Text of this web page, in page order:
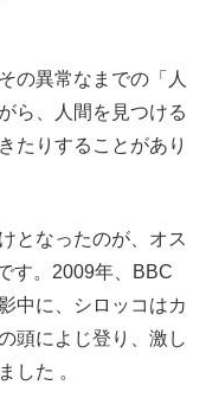
の異常なまでの「人
ら、人間を見つける
たりすることがあり
となったのが、オス
す。2009年、BBC
中に、シロッコはカ
頭によじ登り、激し
した 。